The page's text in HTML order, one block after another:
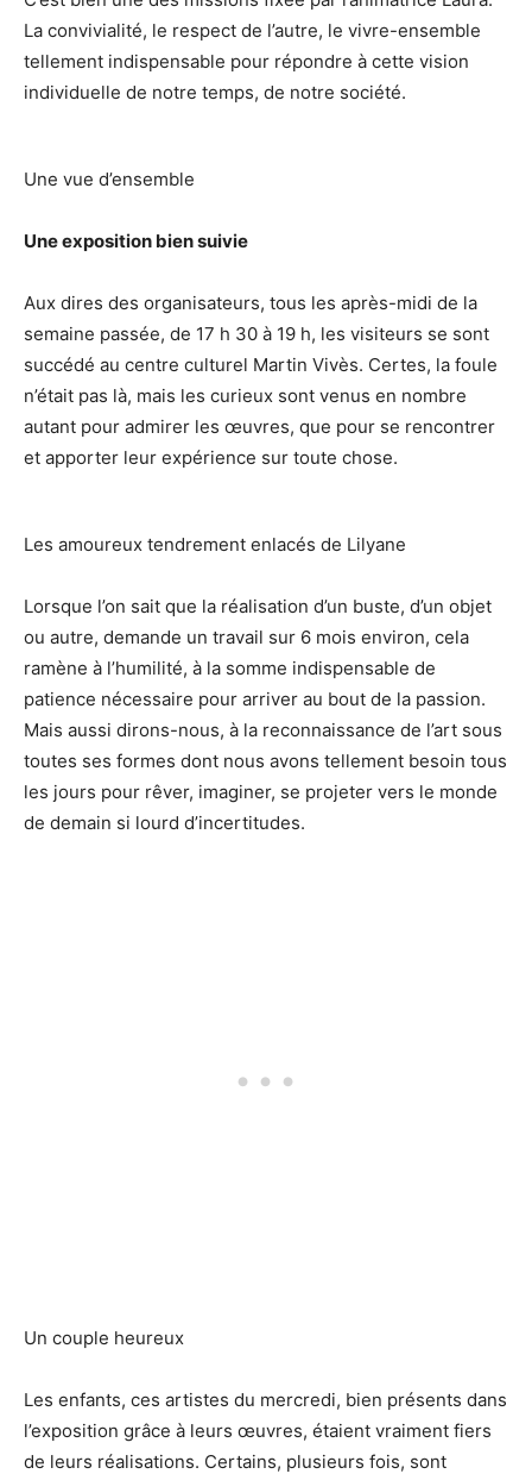
La convivialité, le respect de l’autre, le vivre-ensemble
tellement indispensable pour répondre à cette vision
individuelle de notre temps, de notre société.
Une vue d’ensemble
Une exposition bien suivie
Aux dires des organisateurs, tous les après-midi de la
semaine passée, de 17 h 30 à 19 h, les visiteurs se sont
succédé au centre culturel Martin Vivès. Certes, la foule
n’était pas là, mais les curieux sont venus en nombre
autant pour admirer les œuvres, que pour se rencontrer
et apporter leur expérience sur toute chose.
Les amoureux tendrement enlacés de Lilyane
Lorsque l’on sait que la réalisation d’un buste, d’un objet
ou autre, demande un travail sur 6 mois environ, cela
ramène à l’humilité, à la somme indispensable de
patience nécessaire pour arriver au bout de la passion.
Mais aussi dirons-nous, à la reconnaissance de l’art sous
toutes ses formes dont nous avons tellement besoin tous
les jours pour rêver, imaginer, se projeter vers le monde
de demain si lourd d’incertitudes.
Un couple heureux
Les enfants, ces artistes du mercredi, bien présents dans
l’exposition grâce à leurs œuvres, étaient vraiment fiers
de leurs réalisations. Certains, plusieurs fois, sont